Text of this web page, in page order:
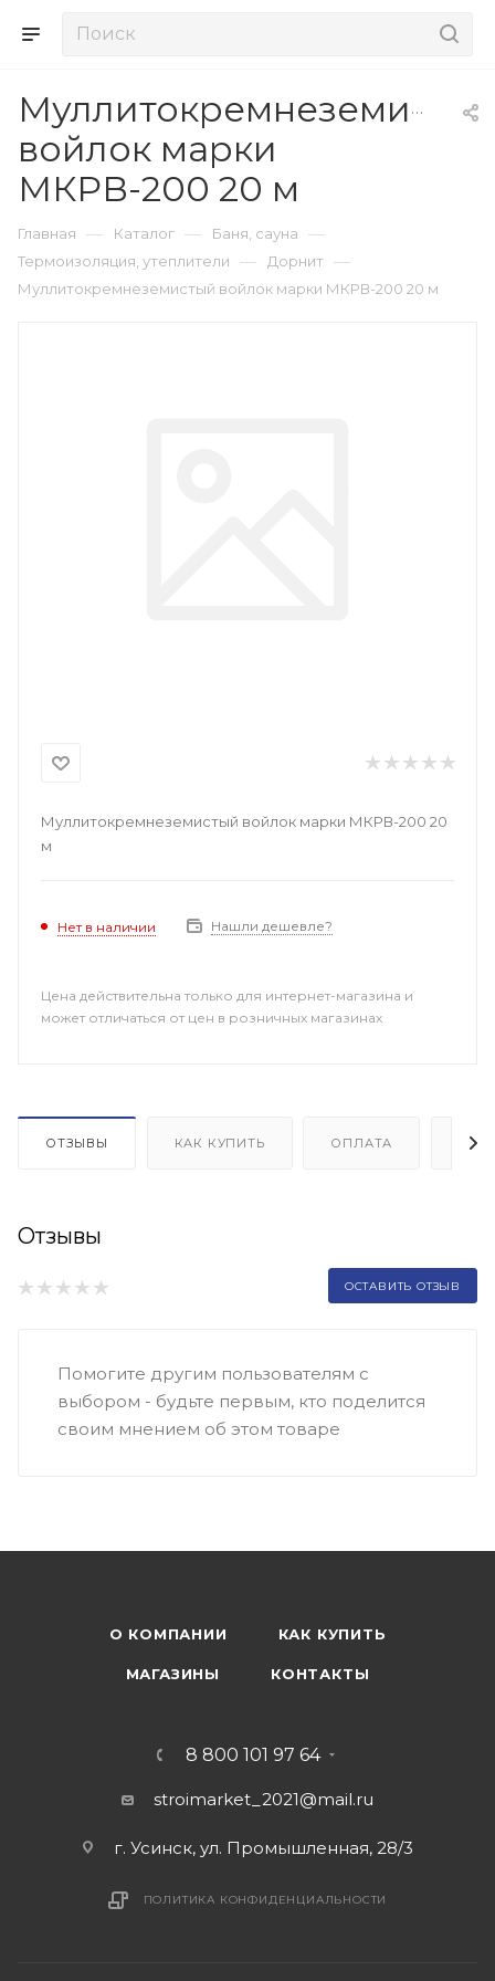
войлок марки
МКРВ-200 20 м
Главная — Каталог — Баня, сауна —
Термоизоляция, утеплители — Дорнит —
Муллитокремнеземистый войлок марки МКРВ-200 20 м
Муллитокремнеземистый войлок марки МКРВ-200 20
м
Нет в наличии Нашли дешевле?
Цена действительна только для интернет-магазина и
может отличаться от цен в розничных магазинах
ОТЗЫВЫ КАК КУПИТЬ ОПЛАТА
Отзывы
ОСТАВИТЬ ОТЗЫВ
Помогите другим пользователям с
выбором - будьте первым, кто поделится
своим мнением об этом товаре
О КОМПАНИИ КАК КУПИТЬ
МАГАЗИНЫ КОНТАКТЫ
8 800 101 97 64
stroimarket_2021@mail.ru
г. Усинск, ул. Промышленная, 28/3
ПОЛИТИКА КОНФИДЕНЦИАЛЬНОСТИ